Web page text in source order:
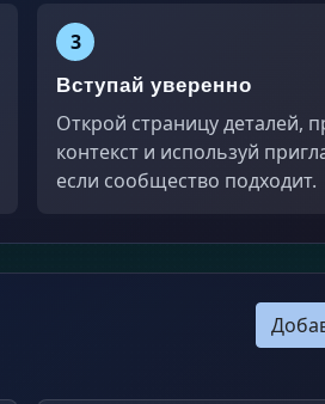
3
Вступай уверенно
Открой страницу деталей,
контекст и используй
если сообщество подходит.